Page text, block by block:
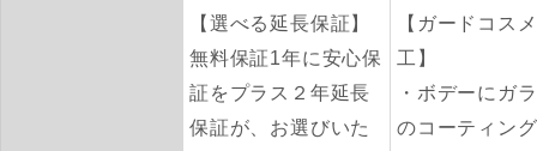
【選べる延長保証】
無料保証1年に安心保
証をプラス２年延長
保証が、お選びいた
【ガードコス
工】
・ボデーにガ
のコーティン